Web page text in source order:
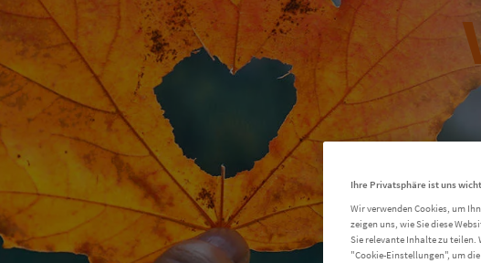
Ihre Privatsphäre ist uns
Wir verwenden Cookies, um
zeigen uns, wie Sie diese
Sie relevante Inhalte zu teilen.
"Cookie-Einstellungen", um